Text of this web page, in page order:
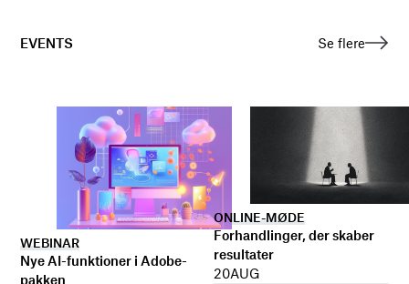
EVENTS Se flere
WEBINAR
Nye AI-funktioner i Adobe-
pakken
ONLINE-MØDE
Forhandlinger, der skaber
resultater
20AUG